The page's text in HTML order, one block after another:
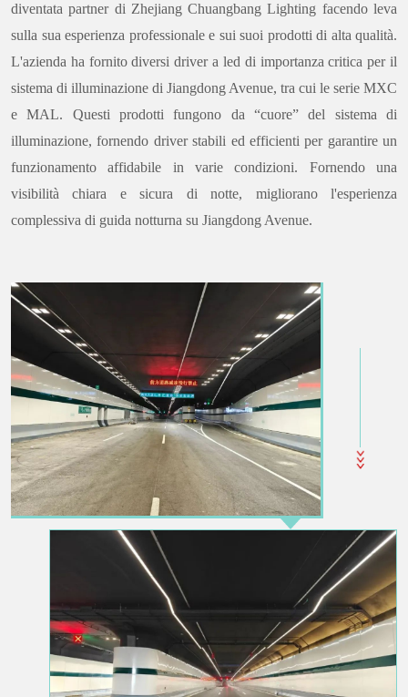
diventata partner di Zhejiang Chuangbang Lighting facendo leva
sulla sua esperienza professionale e sui suoi prodotti di alta qualità.
L'azienda ha fornito diversi driver a led di importanza critica per il
sistema di illuminazione di Jiangdong Avenue, tra cui le serie MXC
e MAL. Questi prodotti fungono da “cuore” del sistema di
illuminazione, fornendo driver stabili ed efficienti per garantire un
funzionamento affidabile in varie condizioni. Fornendo una
visibilità chiara e sicura di notte, migliorano l'esperienza
complessiva di guida notturna su Jiangdong Avenue.